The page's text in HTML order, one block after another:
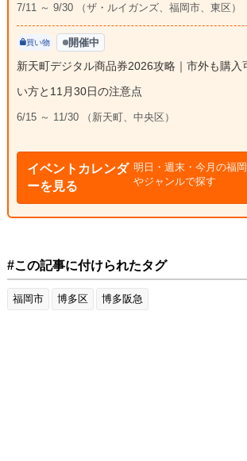
7/11 ～ 9/30 （ザ・ルイガンズ、福岡市、東区）
買い物 開催中
新天町デジタル商品券2026攻略｜市外も購入
い方と11月30日の注意点
6/15 ～ 11/30 （新天町、中央区）
イベントカレンダ
ーを見る
明日・週末・今月の福
やジャンルで探す
#この記事に付けられたタグ
福岡市 博多区 博多阪急